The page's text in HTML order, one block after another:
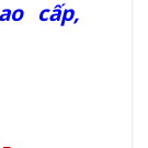
cấp,